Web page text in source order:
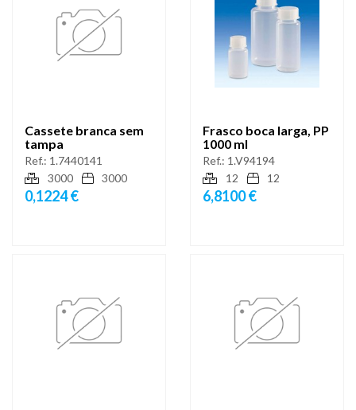
Cassete branca sem
tampa
Ref.: 1.7440141
3000
3000
0,1224 €
Frasco boca larga, PP
1000 ml
Ref.: 1.V94194
12
12
6,8100 €